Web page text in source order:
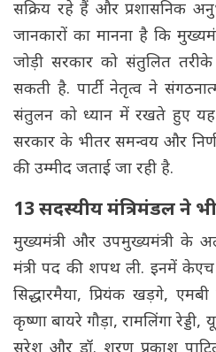
सक्रिय रहे हैं और प्रशासनिक
जानकारों का मानना है कि
जोड़ी सरकार को संतुलित
सकती है. पार्टी नेतृत्व ने
संतुलन को ध्यान में रखते हुए यह
सरकार के भीतर समन्वय और
की उम्मीद जताई जा रही है.
13 सदस्यीय मंत्रिमंडल ने
मुख्यमंत्री और उपमुख्यमंत्री के
मंत्री पद की शपथ ली. इनमें केएच
सिद्धारमैया, प्रियंक खड़गे,
कृष्णा बायरे गौड़ा, रामलिंगा रेड्डी,